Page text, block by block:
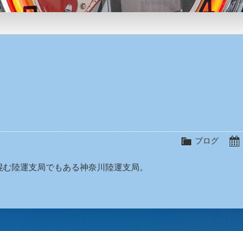
ブログ
陸運支局でもある神奈川陸運支局。